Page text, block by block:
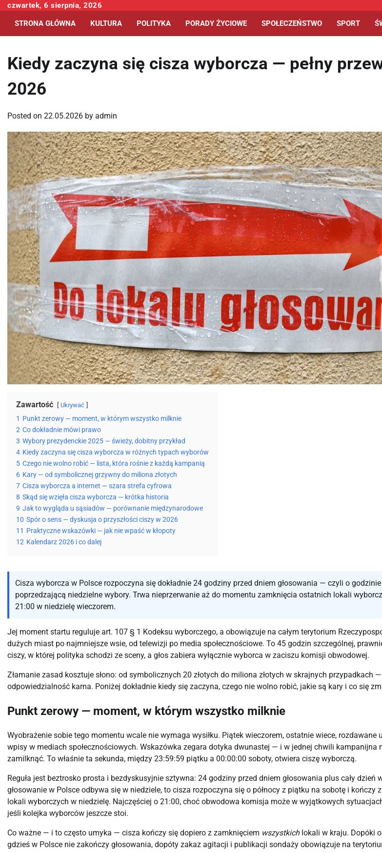
Skip
content
czwartek, 6 sierpnia, 2026
STRONA GŁÓWNA KULTURA POLITYKA PORADY ŻYCIOWE SPOŁECZEŃSTWO SPORT
Kiedy zaczyna się cisza wyborcza — pełny
2026
Posted on 22.05.2026 by admin
Zawartość Ukrywać
1 Punkt zerowy — moment, w którym wszystko milknie
2 Co dokładnie mówi prawo
3 Wybory prezydenckie 2025 — świeży, dobitny przykład
4 Kiedy zaczyna się cisza wyborcza w różnych typach wyborów
5 Czego nie wolno robić — lista, która rośnie z każdą kampanią
6 Kary — od symbolicznej grzywny do miliona złotych
7 Cisza wyborcza a internet — szara strefa cyfrowa
8 Skąd się wzięła cisza wyborcza — krótka historia
9 Jak to wygląda u sąsiadów — porównanie międzynarodowe
10 Spór o sens — dyskusja o przyszłości ciszy w 2026
11 Praktyczne wskazówki — jak nie wpaść w kłopoty
12 Kalendarz 2026 i co dalej
Cisza wyborcza w Polsce rozpoczyna się dokładnie 24 godziny przed dniem głosowania — czyli o
poprzedzającą niedzielne wybory. Trwa nieprzerwanie aż do momentu zamknięcia ostatnich lokali
21:00 w niedzielę wieczorem.
Jej moment startu reguluje art. 107 § 1 Kodeksu wyborczego, a obowiązuje na całym terytorium
dużych miast po najmniejsze wsie, od telewizji po media społecznościowe. To 45 godzin szczególnej,
ciszy, w której polityka schodzi ze sceny, a głos zabiera wyłącznie wyborca w zaciszu komisji obwodowej.
Złamanie zasad kosztuje słono: od symbolicznych 20 złotych do miliona złotych w skrajnych przypadkach
odpowiedzialność karna. Poniżej dokładnie kiedy się zaczyna, czego nie wolno robić, jakie są kary i co się
Punkt zerowy — moment, w którym wszystko milknie
Wyobrażenie sobie tego momentu wcale nie wymaga wysiłku. Piątek wieczorem, ostatnie wiece, rozdawane
wpisy w mediach społecznościowych. Wskazówka zegara dotyka dwunastej — i w jednej chwili kampanijna
zamilknąć. To właśnie ta sekunda, między 23:59:59 piątku a 00:00:00 soboty, otwiera ciszę wyborczą.
Reguła jest beztrosko prosta i bezdyskusyjnie sztywna: 24 godziny przed dniem głosowania plus cały dzień
głosowanie w Polsce odbywa się w niedziele, to cisza rozpoczyna się o północy z piątku na sobotę i kończy
lokali wyborczych w niedzielę. Najczęściej o 21:00, choć obwodowa komisja może w wyjątkowych
jeśli kolejka wyborców jeszcze stoi.
Co ważne — i to często umyka — cisza kończy się dopiero z zamknięciem wszystkichlokali w kraju. Dopóki
gdzieś w Polsce nie zakończy głosowania, dopóty zakaz agitacji i publikacji sondaży obowiązuje na